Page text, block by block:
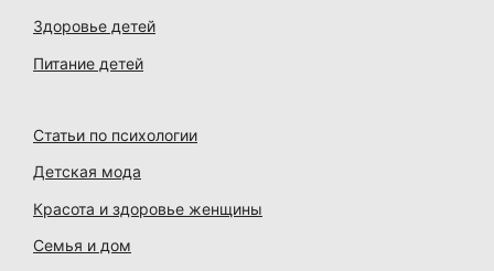
Здоровье детей
Питание детей
Статьи по психологии
Детская мода
Красота и здоровье женщины
Семья и дом